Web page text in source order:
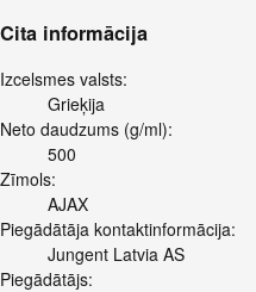
Cita informācija
Izcelsmes valsts:
Grieķija
Neto daudzums (g/ml):
500
Zīmols:
AJAX
Piegādātāja kontaktinformācija:
Jungent Latvia AS
Piegādātājs: